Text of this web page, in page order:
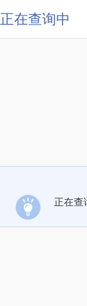
正在查询中
正在查